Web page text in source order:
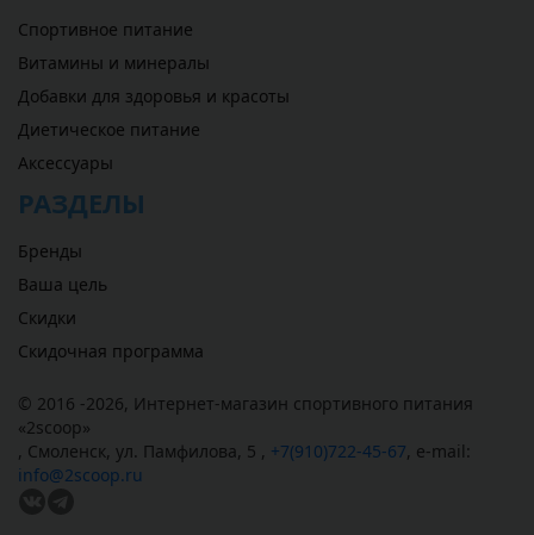
Спортивное питание
Витамины и минералы
Добавки для здоровья и красоты
Диетическое питание
Аксессуары
РАЗДЕЛЫ
Бренды
Ваша цель
Скидки
Скидочная программа
© 2016 -2026, Интернет-магазин спортивного питания
«2scoop»
, Смоленск, ул. Памфилова, 5 , +7(910)722-45-67, e-mail:
info@2scoop.ru